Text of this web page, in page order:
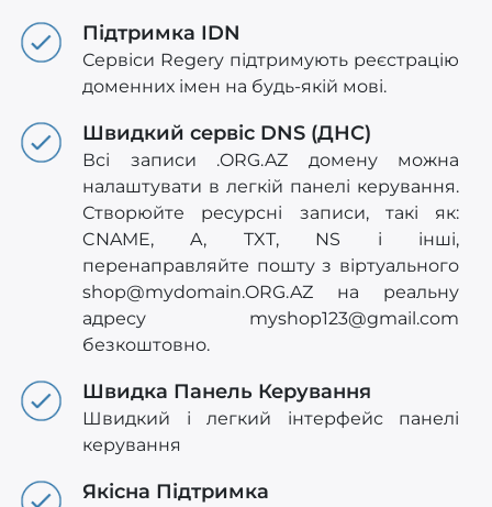
Підтримка IDN
Сервіси Regery підтримують реєстрацію
доменних імен на будь-якій мові.
Швидкий сервіс DNS (ДНС)
Всі записи .ORG.AZ домену можна
налаштувати в легкій панелі керування.
Створюйте ресурсні записи, такі як:
CNAME, A, TXT, NS і інші,
перенаправляйте пошту з віртуального
shop@mydomain.ORG.AZ на реальну
адресу myshop123@gmail.com
безкоштовно.
Швидка Панель Керування
Швидкий і легкий інтерфейс панелі
керування
Якісна Підтримка